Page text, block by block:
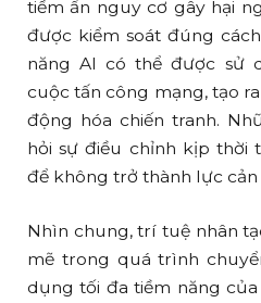
tiềm ẩn nguy cơ gây hại
được kiểm soát đúng
năng AI có thể được sử
cuộc tấn công mạng, tạo
động hóa chiến tranh.
hỏi sự điều chỉnh kịp thời
để không trở thành lực cản
Nhìn chung, trí tuệ nhân
mẽ trong quá trình
dụng tối đa tiềm năng